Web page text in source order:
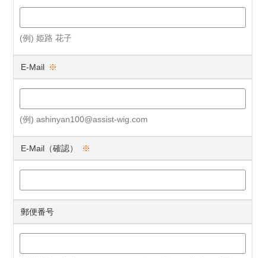
(例) 姫路 花子
E-Mail ※
(例) ashinyan100@assist-wig.com
E-Mail（確認） ※
郵便番号